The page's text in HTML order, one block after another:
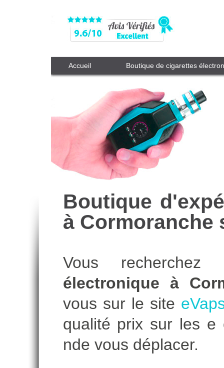
Accueil Boutique de cigarettes
Boutique
à Cormoranche
Vous
électronique à
vous sur le site
qualité prix sur les e
nde vous déplacer.